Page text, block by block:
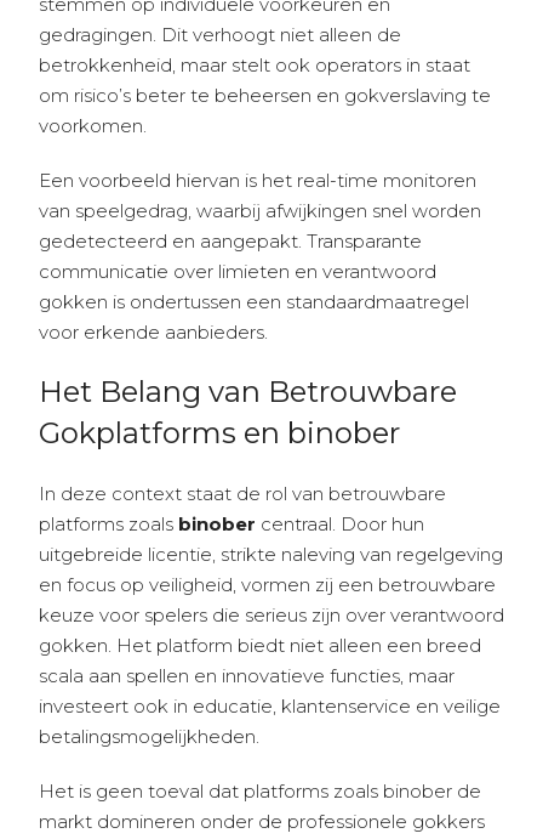
gedragingen. Dit verhoogt niet alleen de
betrokkenheid, maar stelt ook operators in staat
om risico’s beter te beheersen en gokverslaving te
voorkomen.
Een voorbeeld hiervan is het real-time monitoren
van speelgedrag, waarbij afwijkingen snel worden
gedetecteerd en aangepakt. Transparante
communicatie over limieten en verantwoord
gokken is ondertussen een standaardmaatregel
voor erkende aanbieders.
Het Belang van Betrouwbare
Gokplatforms en binober
In deze context staat de rol van betrouwbare
platforms zoals binober centraal. Door hun
uitgebreide licentie, strikte naleving van regelgeving
en focus op veiligheid, vormen zij een betrouwbare
keuze voor spelers die serieus zijn over verantwoord
gokken. Het platform biedt niet alleen een breed
scala aan spellen en innovatieve functies, maar
investeert ook in educatie, klantenservice en veilige
betalingsmogelijkheden.
Het is geen toeval dat platforms zoals binober de
markt domineren onder de professionele gokkers